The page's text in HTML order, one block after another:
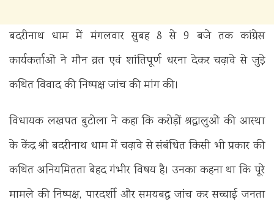
बदरीनाथ धाम में मंगलवार सुबह 8 से 9 बजे तक कांग्रेस
कार्यकर्ताओं ने मौन व्रत एवं शांतिपूर्ण धरना देकर चढ़ावे से जुड़े
कथित विवाद की निष्पक्ष जांच की मांग की।
विधायक लखपत बुटोला ने कहा कि करोड़ों श्रद्धालुओं की आस्था
के केंद्र श्री बदरीनाथ धाम में चढ़ावे से संबंधित किसी भी प्रकार की
कथित अनियमितता बेहद गंभीर विषय है। उनका कहना था कि पूरे
मामले की निष्पक्ष, पारदर्शी और समयबद्ध जांच कर सच्चाई जनता